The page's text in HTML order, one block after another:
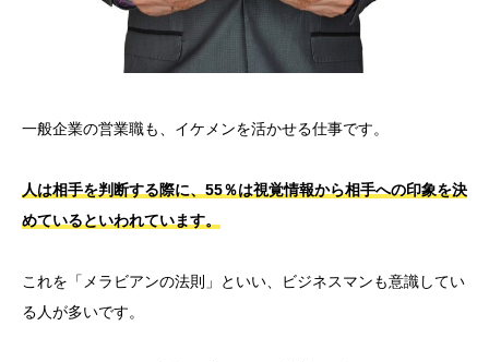
一般企業の営業職も、イケメンを活かせる仕事です。
人は相手を判断する際に、55％は視覚情報から相手への印象を決
めているといわれています。
これを「メラビアンの法則」といい、ビジネスマンも意識してい
る人が多いです。